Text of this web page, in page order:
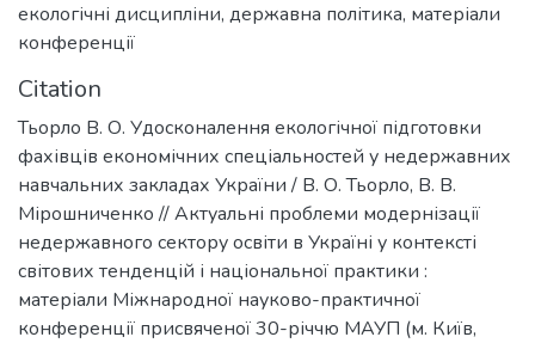
екологічні дисципліни, державна політика, матеріали
конференції
Citation
Тьорло В. О. Удосконалення екологічної підготовки
фахівців економічних спеціальностей у недержавних
навчальних закладах України / В. О. Тьорло, В. В.
Мірошниченко // Актуальні проблеми модернізації
недержавного сектору освіти в Україні у контексті
світових тенденцій і національної практики :
матеріали Міжнародної науково-практичної
конференції присвяченої 30-річчю МАУП (м. Київ,